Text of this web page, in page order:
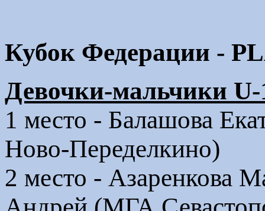
Кубок Федерации -
Девочки-мальчики
1 место - Балашова
Ново-Переделкино)
2 место - Азаренкова